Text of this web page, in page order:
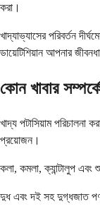
করা।
খাদ্যাভ্যাসের পরিবর্তন
ডায়েটিশিয়ান আপনার
কোন খাবার
খাদ্য পটাসিয়াম পরিচালনা
প্রয়োজন।
কলা, কমলা, ক্যান্টালুপ
দুধ এবং দই সহ দুগ্ধজাত